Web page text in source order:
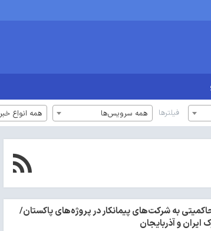
فیلترها همه سرویس‌ها همه انواع خبر
به شرکت‌های پیمانکار در پروژه‌های پاکستان/
ایران و آذربایجان